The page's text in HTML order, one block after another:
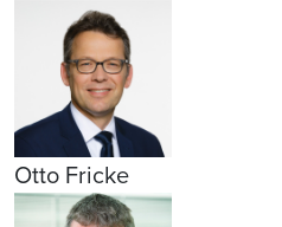
Otto Fricke